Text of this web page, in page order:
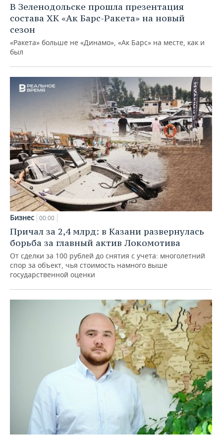
В Зеленодольске прошла презентация
состава ХК «Ак Барс-Ракета» на новый
сезон
«Ракета» больше не «Динамо», «Ак Барс» на месте, как и
был
Бизнес 00:00
Причал за 2,4 млрд: в Казани развернулась
борьба за главный актив Локомотива
От сделки за 100 рублей до снятия с учета: многолетний
спор за объект, чья стоимость намного выше
государственной оценки